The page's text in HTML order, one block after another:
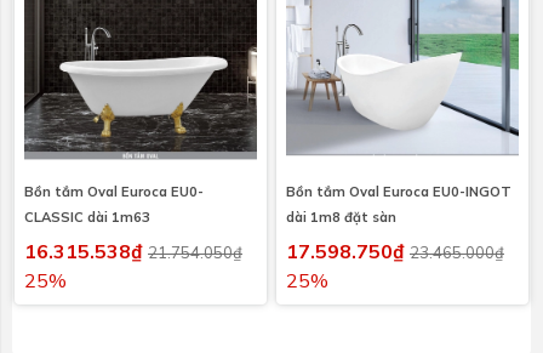
Bồn tắm Oval Euroca EU0-
CLASSIC dài 1m63
16.315.538₫ 21.754.050₫
25%
Bồn tắm Oval Euroca EU0-INGOT
dài 1m8 đặt sàn
17.598.750₫ 23.465.000₫
25%